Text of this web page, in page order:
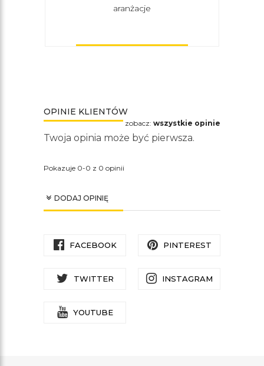
aranżacje
OPINIE KLIENTÓW
zobacz: wszystkie opinie
Twoja opinia może być pierwsza.
Pokazuje 0-0 z 0 opinii
DODAJ OPINIĘ
FACEBOOK PINTEREST
TWITTER INSTAGRAM
YOUTUBE